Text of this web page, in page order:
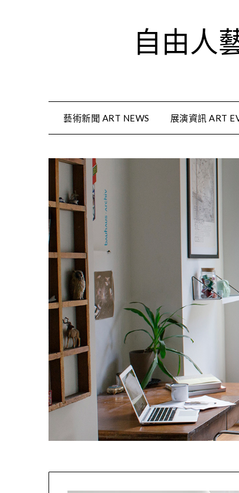
自由人
藝術新聞 ART NEWS 展演資訊 ART